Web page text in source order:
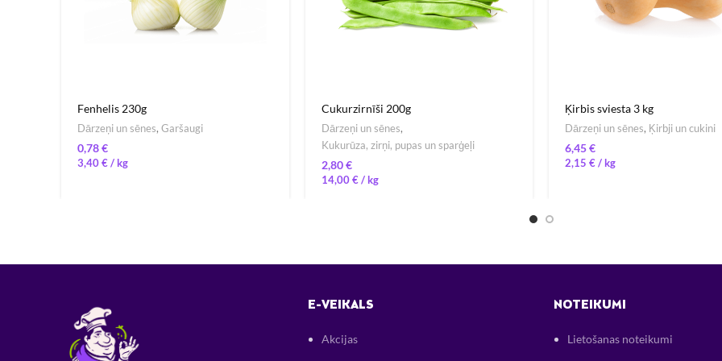
Fenhelis 230g
Dārzeņi un sēnes, Garšaugi
€
3,40€/
Cukurzirnīši 200g
Dārzeņi un sēnes,
Kukurūza, zirņi, pupas un sparģeļi
€
14,00€ /
Ķirbis sviesta 3 kg
Dārzeņi un sēnes, Ķirbji un cukini
€
2,15€ /
E-VEIKALS
Akcijas
NOTEIKUMI
Lietošanas noteikumi